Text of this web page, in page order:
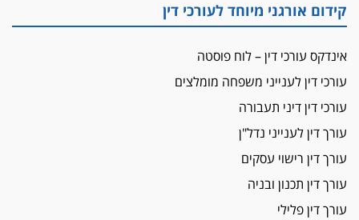
מאסר לעורך הדין
פיקטיביות בשם פלסטינים
על המידתיות
ביה"ד המשמעתי ביטל השעיה לצמיתות של
עורכת-דין שהביעה שמחה ב-7 באוקטובר
אשם
עו"ד הלל בבייב הורשע בהונאת עשרות לקוחות,
ההסדר: 7-9 שנות מאסר
קידום אורגני מיוחד לעורכי דין
אינדקס עורכי דין – לוח פוסטה
עורכי דין לענייני משפחה מומלצים
עורכי דין דיני תעבורה
עורך דין לענייני נדל"ן
עורך דין רישוי עסקים
עורך דין תכנון ובניה
עורך דין פלילי